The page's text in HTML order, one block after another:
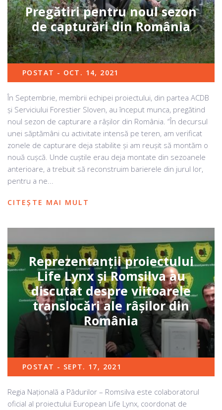
Pregătiri pentru noul sezon
de capturări din România
POSTAT - OCT. 14, 2021
În Septembrie, membrii echipei proiectului, din partea ACDB
și Serviciului Forestier Sloven, au început munca, pregătind
noul sezon de capturare a râșilor din România. “În decursul
unei săptămâni cu activitate intensă pe teren, am verificat
zonele de capturare deja stabilite și am reușit să montăm o
nouă cușcă. Unde cuștile erau deja montate din sezoanele
anterioare, a trebuit să reconstruim barierele din jurul lor,
pentru a ne...
CITEȘTE MAI MULT
Reprezentanții proiectului
Life Lynx și Romsilva au
discutat despre viitoarele
translocări ale râșilor din
România
POSTAT - SEPT. 17, 2021
Regia Națională a Pădurilor – Romsilva este colaboratorul
oficial al proiectului European Life Lynx, coordonat de